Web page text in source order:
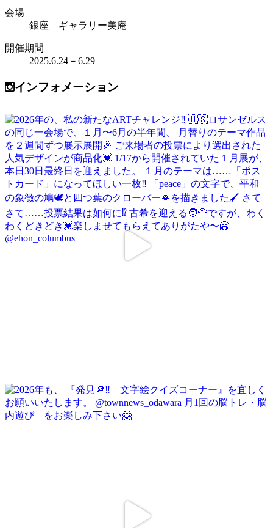
会場
銀座 ギャラリー美庵
開催期間
2025.6.24－6.29
インフォメーション